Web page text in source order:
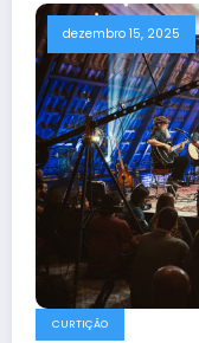
dezembro 15, 2025
CURTIÇÃO